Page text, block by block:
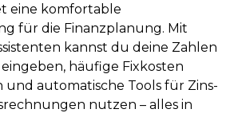
eine komfortable
für die Finanzplanung. Mit
kannst du deine Zahlen
häufige Fixkosten
automatische Tools für Zins-
nutzen – alles in